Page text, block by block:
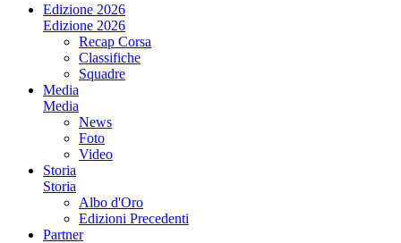
Edizione 2026
Edizione 2026
Recap Corsa
Classifiche
Squadre
Media
Media
News
Foto
Video
Storia
Storia
Albo d'Oro
Edizioni Precedenti
Partner